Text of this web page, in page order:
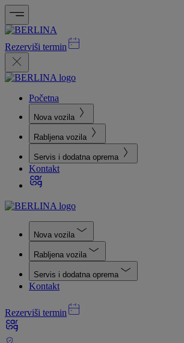
Rezerviši termin
Početna
Nova vozila
Rabljena vozila
Servis i dodatna oprema
Kontakt
Nova vozila
Rabljena vozila
Servis i dodatna oprema
Kontakt
Rezerviši termin